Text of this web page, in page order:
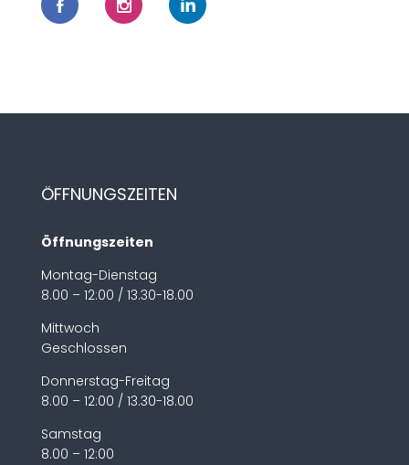
ÖFFNUNGSZEITEN
Öffnungszeiten
Montag-Dienstag
8.00 – 12:00 / 13.30-18.00
Mittwoch
Geschlossen
Donnerstag-Freitag
8.00 – 12:00 / 13.30-18.00
Samstag
8.00 – 12:00